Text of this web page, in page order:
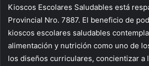
Kioscos Escolares Saludables está
Provincial Nro. 7887. El beneficio de
kioscos escolares saludables
alimentación y nutrición como uno de
los diseños curriculares, concientizar a